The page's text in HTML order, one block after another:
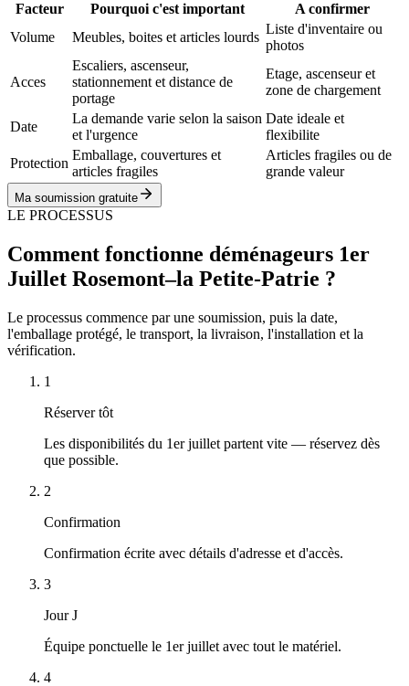
Facteur Pourquoi c'est important
A confirmer
Volume
Meubles, boites et articles lourds
Liste d'inventaire ou
photos
Acces
Escaliers, ascenseur,
stationnement et distance de
portage
Etage, ascenseur et
zone de chargement
Date
La demande varie selon la saison
et l'urgence
Date ideale et
flexibilite
Protection
Emballage, couvertures et
articles fragiles
Articles fragiles ou de
grande valeur
Ma soumission gratuite
LE PROCESSUS
Comment fonctionne déménageurs 1er
Juillet Rosemont–la Petite-Patrie ?
Le processus commence par une soumission, puis la date,
l'emballage protégé, le transport, la livraison, l'installation et la
vérification.
1
Réserver tôt
Les disponibilités du 1er juillet partent vite — réservez dès
que possible.
2
Confirmation
Confirmation écrite avec détails d'adresse et d'accès.
3
Jour J
Équipe ponctuelle le 1er juillet avec tout le matériel.
4